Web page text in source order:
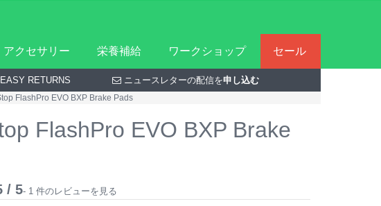
アクセサリー 栄養補給 ワークショップ セール
EASY RETURNS ニュースレターの配信を申し込む
FlashPro EVO BXP Brake Pads
FlashPro EVO BXP Brake
/ 5- 1 件のレビューを見る